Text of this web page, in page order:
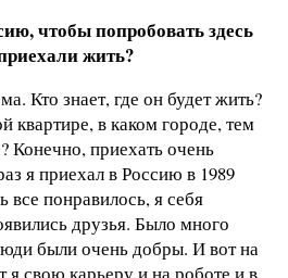
чтобы попробоватьздесь
жить?
Кто знает, где он будет жить?
квартире, в каком городе, тем
Конечно, приехать очень
я приехал в Россию в 1989
все понравилось, я себя
друзья. Было много
были очень добры. И вот на
я свою карьеру и на роботе и в